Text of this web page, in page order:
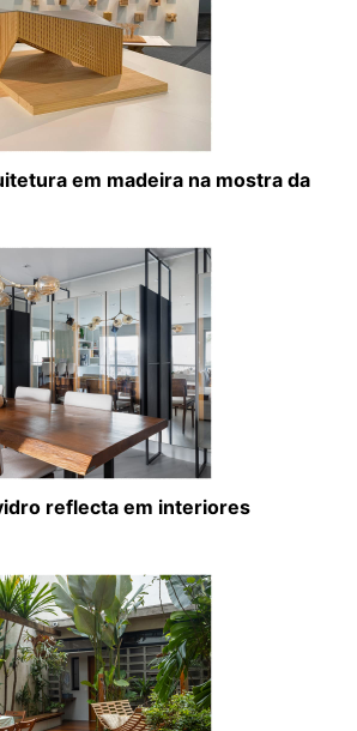
em madeira na mostra da
reflecta em interiores